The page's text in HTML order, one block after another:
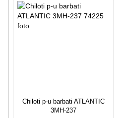
Chiloti p-u barbati ATLANTIC
3MH-237